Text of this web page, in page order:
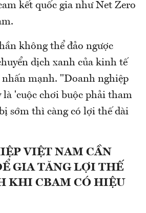
kết quốc gia như Net Zero
không thể đảo ngược
dịch xanh của kinh tế
nhấn mạnh. "Doanh nghiệp
là 'cuộc chơi buộc phải tham
sớm thì càng có lợi thế dài
VIỆT NAM CẦN
GIA TĂNG LỢI THẾ
KHI CBAM CÓ HIỆU